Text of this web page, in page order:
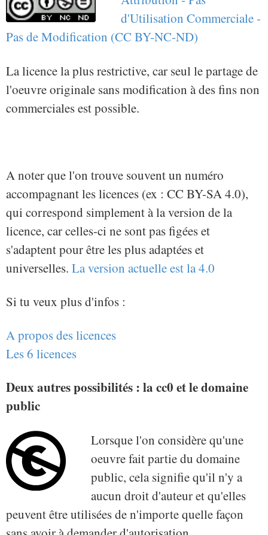
d'Utilisation Commerciale -
Pas de Modification (CC BY-NC-ND)
La licence la plus restrictive, car seul le partage de
l'oeuvre originale sans modification à des fins non
commerciales est possible.
A noter que l'on trouve souvent un numéro
accompagnant les licences (ex : CC BY-SA 4.0),
qui correspond simplement à la version de la
licence, car celles-ci ne sont pas figées et
s'adaptent pour être les plus adaptées et
universelles. La version actuelle est la 4.0
Si tu veux plus d'infos :
A propos des licences
Les 6 licences
Deux autres possibilités : la cc0 et le domaine
public
Lorsque l'on considère qu'une
oeuvre fait partie du domaine
public, cela signifie qu'il n'y a
aucun droit d'auteur et qu'elles
peuvent être utilisées de n'importe quelle façon